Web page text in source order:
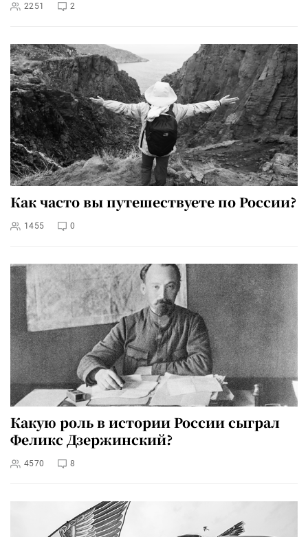
2251 2
Как часто вы путешествуете по России?
1455 0
Какую роль в истории России сыграл
Феликс Дзержинский?
4570 8